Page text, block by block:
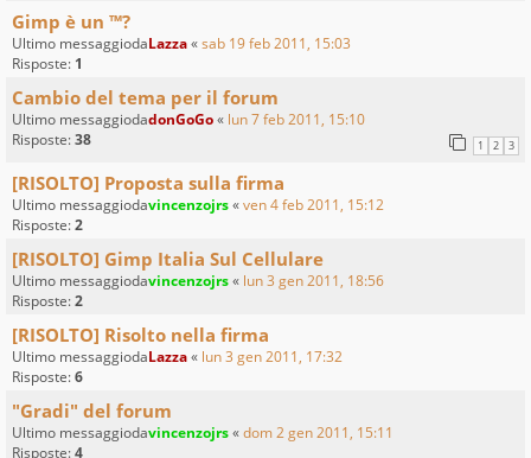
Gimp è un ™?
Ultimo messaggiodaLazza«sab 19 feb 2011, 15:03
Risposte: 1
Cambio del tema per il forum
Ultimo messaggiodadonGoGo« lun 7 feb 2011, 15:10
Risposte:38 1 2 3
[RISOLTO] Proposta sulla firma
Ultimo messaggiodavincenzojrs«ven 4 feb 2011, 15:12
Risposte:2
[RISOLTO] Gimp Italia Sul Cellulare
Ultimo messaggiodavincenzojrs« lun 3 gen 2011, 18:56
Risposte:2
[RISOLTO] Risolto nella firma
Ultimo messaggiodaLazza« lun 3 gen 2011, 17:32
Risposte:6
"Gradi" del forum
Ultimo messaggiodavincenzojrs«dom 2 gen 2011, 15:11
Risposte:4